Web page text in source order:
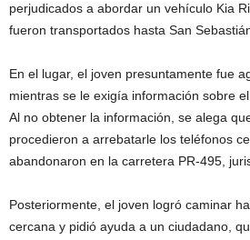
perjudicados a abordar un vehículo Kia
fueron transportados hasta San
En el lugar, el joven presuntamente fue
mientras se le exigía información sobre
Al no obtener la información, se alega
procedieron a arrebatarle los teléfonos
abandonaron en la carretera PR-495,
Posteriormente, el joven logró caminar
cercana y pidió ayuda a un ciudadano,